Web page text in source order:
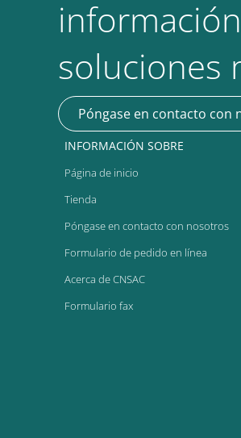
soluciones
Póngase en contacto con
INFORMACIÓN SOBRE
Página de inicio
Tienda
Póngase en contacto con nosotros
Formulario de pedido en línea
Acerca de CNSAC
Formulario fax